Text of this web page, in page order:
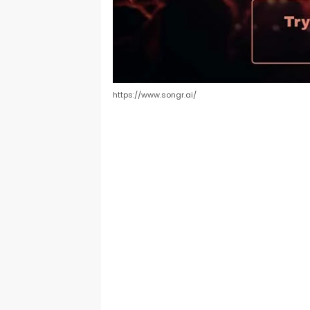
https://www.songr.ai/